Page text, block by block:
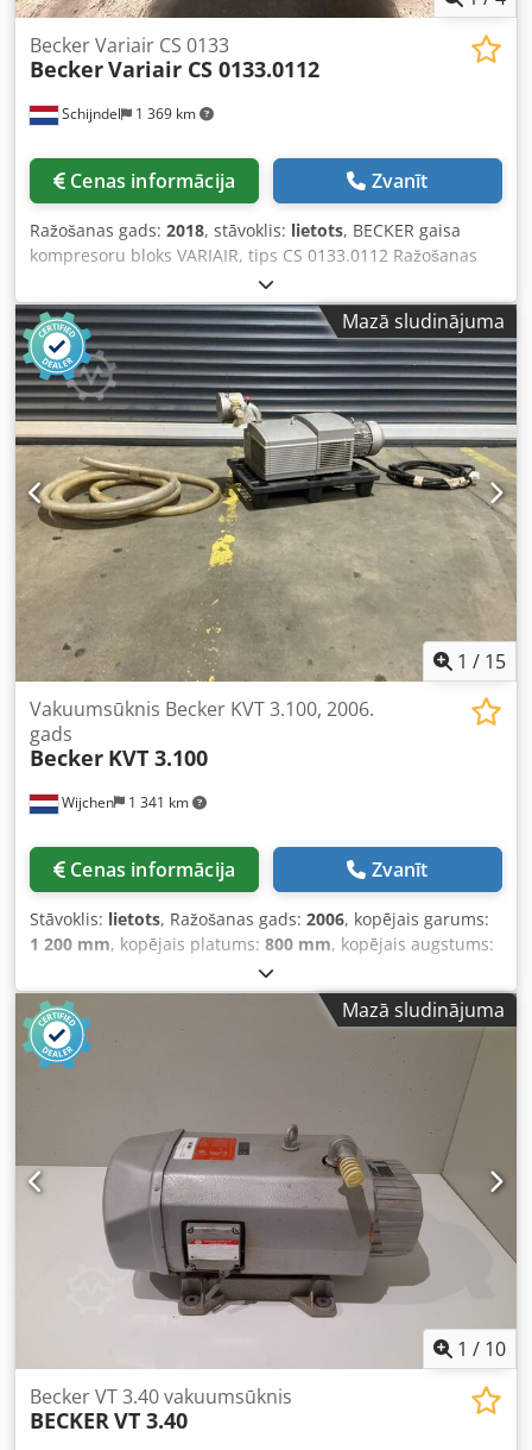
Schijndel 1 369 km
Becker Variair CS 0133
BeckerVariair CS 0133.0112
Cenas informācija Zvanīt
Ražošanas gads: 2018, stāvoklis: lietots, BECKER gaisa
kompresoru bloks VARIAIR, tips CS 0133.0112 Ražošanas
gads: 2018 Nodrošina saspiesta gaisa, vakuuma un gaisa
strāvas padevi montāžas iekārtai. Konfigurācija: Crjdpfx
Anszi Sc Tsdof - paredzēts montāžas iekārtām ar līdz 16
darba stacijām - ar vadības ierīci automātiskai ieslēgšanai
un izslēgšanai Tehniskās specifikācijas: Saderīgs ar:
KOLBUS ZU 822, ZU 832, ZU 842 montāžas iekārtām.
Mazā sludinājuma
1 / 15
Wijchen 1 341 km
Vakuumsūknis Becker KVT 3.100, 2006.
gads
Becker KVT 3.100
Cenas informācija Zvanīt
Stāvoklis: lietots, Ražošanas gads: 2006, kopējais garums:
1 200 mm, kopējais platums: 800 mm, kopējais augstums:
, Krāsa: pelēka Cena: pēc pieprasījuma -
Izgatavošanas gads: 2006 - Dokumentācija pieejama: nē -
CE sertifikāts: nē - Sērijas numurs: D2097712 -
Transportēšanas izmēri: 1200 mm x 800 mm x 700 mm (g x
pl x a) - Transporta iepakojumi [gab.]: 1 Finanšu
informācija Crodoywxpxepfx Andjf PVN: Norādītā cena ir
bez PVN PVN/Starpposmu uzskaite: PVN atskaitāms
uzņēmumiem Piegāde un maiņa iespējama jebkurā laikā
par jebkuru industriālo aprīkojumu. Yorick Diebels
Mazā sludinājuma
1 / 10
Becker VT 3.40 vakuumsūknis
BECKERVT 3.40